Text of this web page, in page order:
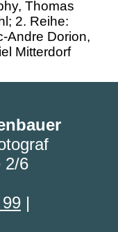
2/6
|